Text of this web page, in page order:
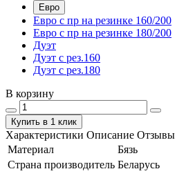
Евро
Евро с пр на резинке 160/200
Евро с пр на резинке 180/200
Дуэт
Дуэт с рез.160
Дуэт с рез.180
В корзину
Купить в 1 клик
Характеристики Описание Отзывы
Материал
Бязь
Страна производитель Беларусь